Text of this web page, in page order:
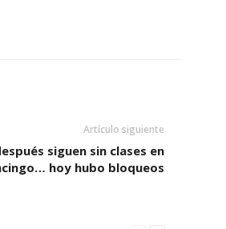
Artículo siguiente
siguen sin clases en
hoy hubo bloqueos